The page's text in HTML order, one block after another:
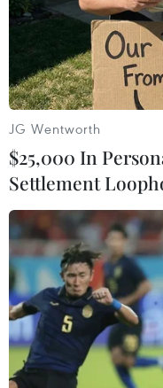
Cả 4/4 thí sinh Việt
tế năm 2021 đều
chương Vàng; 2 huy
JG Wentworth
$25,000 In
Settlement